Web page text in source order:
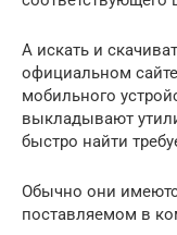
А искать и
официальном
мобильного
выкладывают
быстро найти
Обычно они
поставляемом в